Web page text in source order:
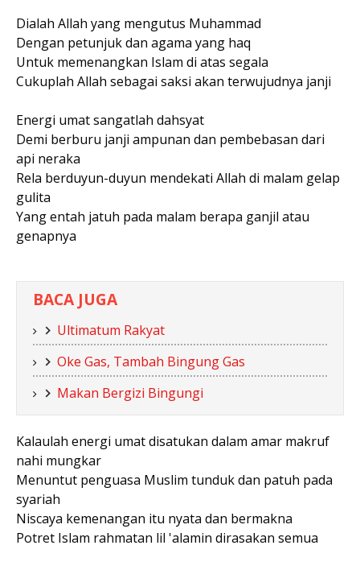
Dialah Allah yang mengutus Muhammad
Dengan petunjuk dan agama yang haq
Untuk memenangkan Islam di atas segala
Cukuplah Allah sebagai saksi akan terwujudnya janji
Energi umat sangatlah dahsyat
Demi berburu janji ampunan dan pembebasan dari
api neraka
Rela berduyun-duyun mendekati Allah di malam gelap
gulita
Yang entah jatuh pada malam berapa ganjil atau
genapnya
BACA JUGA
Ultimatum Rakyat
Oke Gas, Tambah Bingung Gas
Makan Bergizi Bingungi
Kalaulah energi umat disatukan dalam amar makruf
nahi mungkar
Menuntut penguasa Muslim tunduk dan patuh pada
syariah
Niscaya kemenangan itu nyata dan bermakna
Potret Islam rahmatan lil 'alamin dirasakan semua